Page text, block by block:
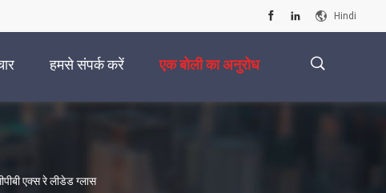
Hindi
हमसे संपर्क करें एक बोली का अनुरोध
एक्स रे लीडेड ग्लास